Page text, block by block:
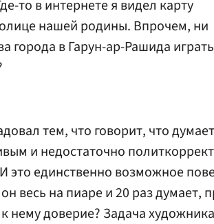
то в интернете я видел карту
нашей родины. Впрочем, ни
города в Гарун-ар-Рашида
тем, что говорит, что
и недостаточно
это единственно возможное
весь на пиаре и 20 раз думает,
нему доверие? Задача